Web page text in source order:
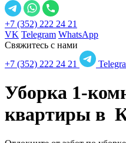
+7 (352) 222 24 21
VK Telegram WhatsApp
Свяжитесь с нами
+7 (352) 222 24 21
Уборка 1-
квартиры в